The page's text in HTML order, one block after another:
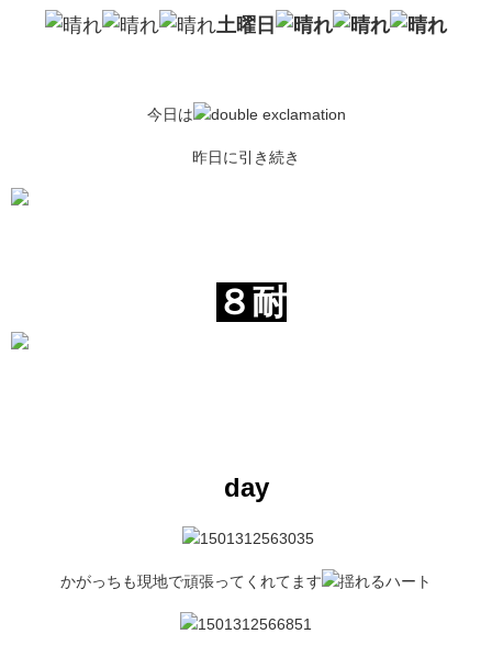
土曜日
今日は
昨日に引き続き
８耐
day
かがっちも現地で頑張ってくれてます